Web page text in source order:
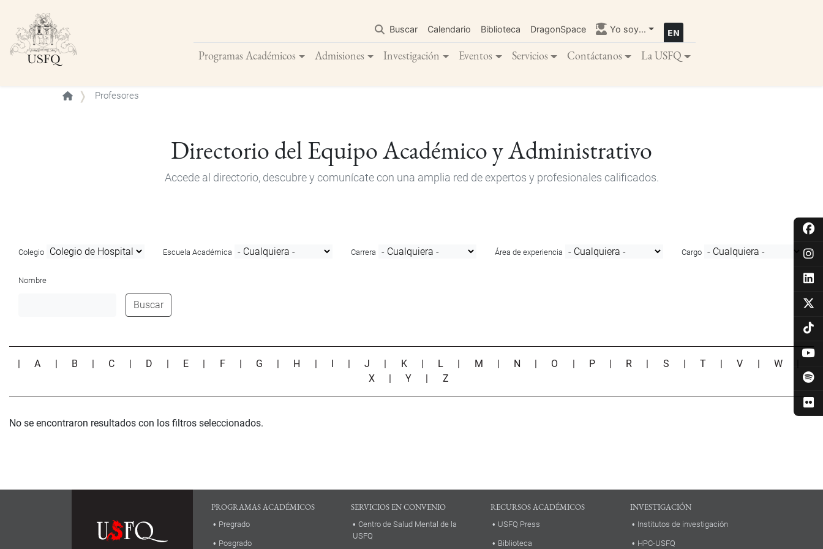
contenido
principal
Buscar Calendario Biblioteca DragonSpace Yo soy...
Programas Académicos Admisiones Investigación Eventos Servicios Contáctanos La USFQ
Buscar
Profesores
Directorio del Equipo Académico y Administrativo
Accede al directorio, descubre y comunícate con una amplia red de expertos y profesionales calificados.
Colegio Escuela Académica Carrera Área de experiencia Cargo
Nombre
Buscar
|A B C D E F G H |J K L M N O P R S |T |V W
X
|Y Z
No se encontraron resultados con los filtros seleccionados.
PROGRAMAS ACADÉMICOS
Pregrado
Posgrado
SERVICIOS EN CONVENIO
Centro de Salud Mental de la
USFQ
RECURSOS ACADÉMICOS
USFQ Press
Biblioteca
INVESTIGACIÓN
Institutos de investigación
HPC-USFQ